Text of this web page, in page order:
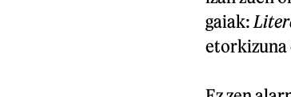
gaiak:
etorkizuna